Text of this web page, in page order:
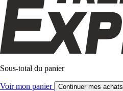
Sous-total du panier
Voir mon panier Continuer mes achats